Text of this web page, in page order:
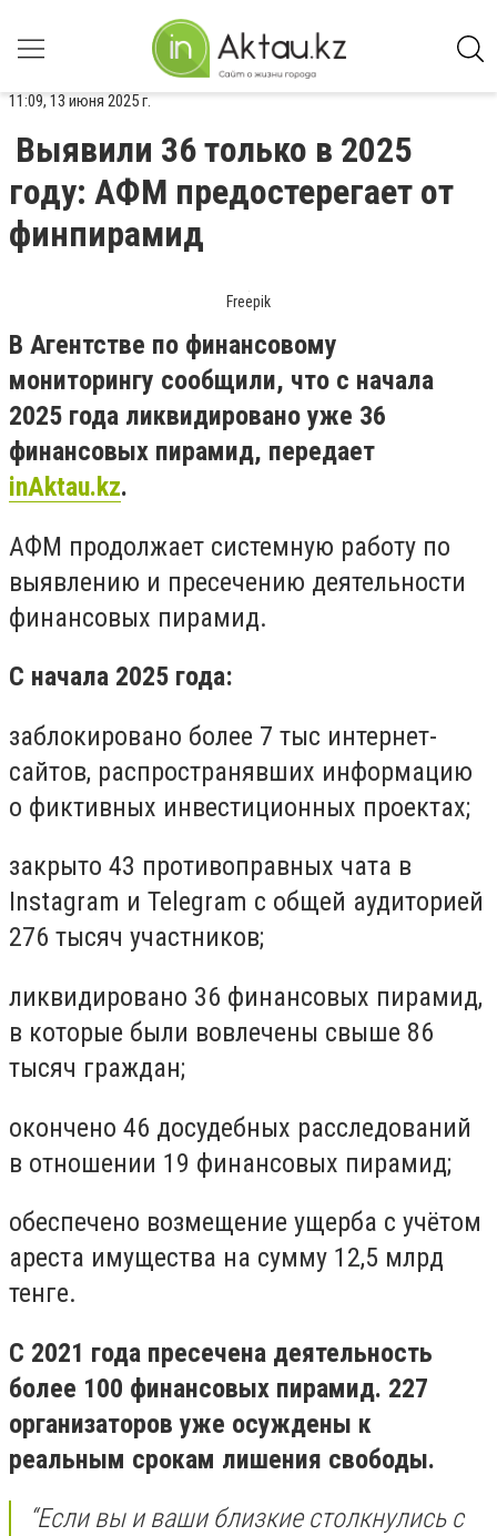
11:09, 13 июня 2025 г.
Выявили 36 только в 2025
году: АФМ предостерегает от
финпирамид
Freepik
В Агентстве по финансовому
мониторингу сообщили, что с начала
2025 года ликвидировано уже 36
финансовых пирамид, передает
inAktau.kz.
АФМ продолжает системную работу по
выявлению и пресечению деятельности
финансовых пирамид.
С начала 2025 года:
заблокировано более 7 тыс интернет-
сайтов, распространявших информацию
о фиктивных инвестиционных проектах;
закрыто 43 противоправных чата в
Instagram и Telegram с общей аудиторией
276 тысяч участников;
ликвидировано 36 финансовых пирамид,
в которые были вовлечены свыше 86
тысяч граждан;
окончено 46 досудебных расследований
в отношении 19 финансовых пирамид;
обеспечено возмещение ущерба с учётом
ареста имущества на сумму 12,5 млрд
тенге.
С 2021 года пресечена деятельность
более 100 финансовых пирамид. 227
организаторов уже осуждены к
реальным срокам лишения свободы.
“Если вы и ваши близкие столкнулись с